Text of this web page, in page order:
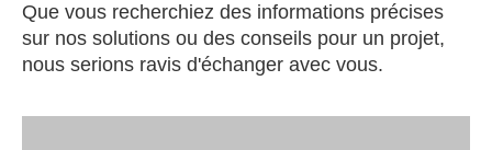
Que vous recherchiez des informations précises
sur nos solutions ou des conseils pour un projet,
nous serions ravis d'échanger avec vous.